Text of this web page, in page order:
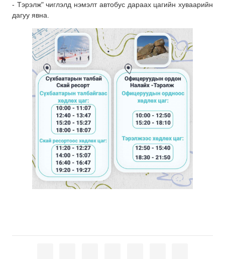
- Тэрэлж" чиглэлд нэмэлт автобус дараах цагийн хуваарийн
дагуу явна.